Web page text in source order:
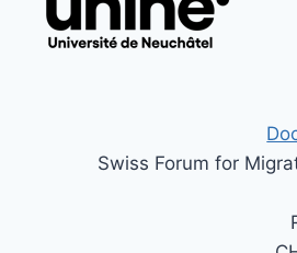
Swiss Forum for